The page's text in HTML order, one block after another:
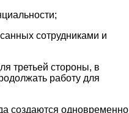
сотрудниками и
третьей стороны, в
работу для
создаются одновременно